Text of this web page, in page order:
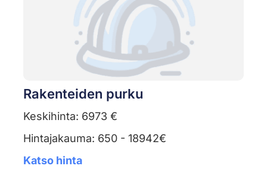
Rakenteiden purku
Keskihinta: 6973 €
Hintajakauma: 650 - 18942€
Katso hinta